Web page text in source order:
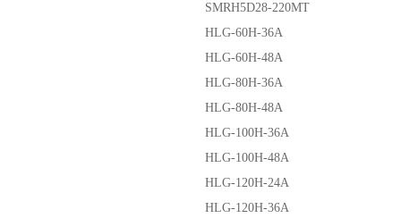
SMRH5D28-220MT
HLG-60H-36A
HLG-60H-48A
HLG-80H-36A
HLG-80H-48A
HLG-100H-36A
HLG-100H-48A
HLG-120H-24A
HLG-120H-36A